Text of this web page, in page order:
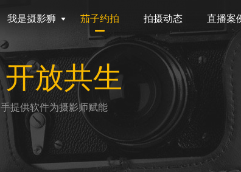
我是摄影狮 茄子约拍 拍摄动态 直播案
放共生
提供软件为摄影师赋能